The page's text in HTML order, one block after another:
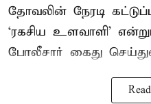
தோவலின் நேரடி
‘ரகசிய உளவாளி’
போலீசார் கைது